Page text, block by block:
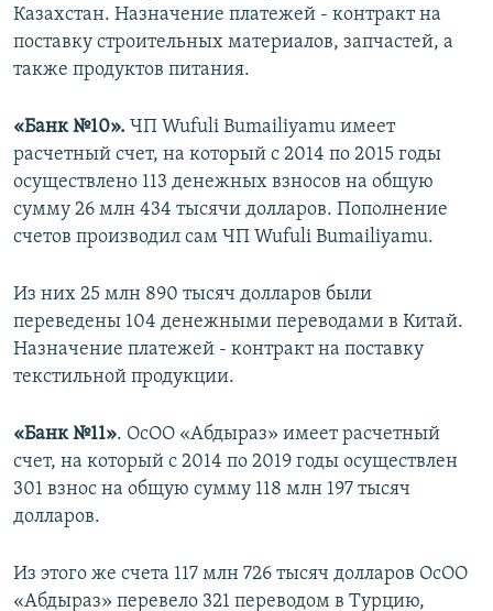
Казахстан. Назначение платежей - контракт на
поставку строительных материалов, запчастей, а
также продуктов питания.
«Банк №10». ЧП Wufuli Bumailiyamu имеет
расчетный счет, на который с 2014 по 2015 годы
осуществлено 113 денежных взносов на общую
сумму 26 млн 434 тысячи долларов. Пополнение
счетов производил сам ЧП Wufuli Bumailiyamu.
Из них 25 млн 890 тысяч долларов были
переведены 104 денежными переводами в Китай.
Назначение платежей - контракт на поставку
текстильной продукции.
«Банк №11». ОсОО «Абдыраз» имеет расчетный
счет, на который с 2014 по 2019 годы осуществлен
301 взнос на общую сумму 118 млн 197 тысяч
долларов.
Из этого же счета 117 млн 726 тысяч долларов ОсОО
«Абдыраз» перевело 321 переводом в Турцию,